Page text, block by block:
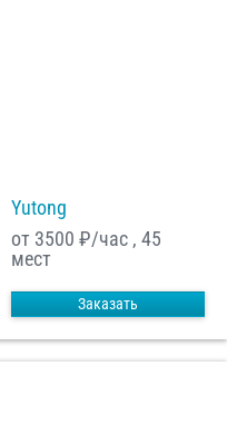
Yutong
от 3500 ₽/час , 45
мест
Заказать